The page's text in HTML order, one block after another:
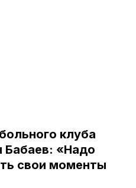
клуба
«Надо
свои моменты